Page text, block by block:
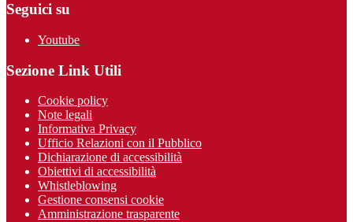
Seguici su
Youtube
Sezione Link Utili
Cookie policy
Note legali
Informativa Privacy
Ufficio Relazioni con il Pubblico
Dichiarazione di accessibilità
Obiettivi di accessibilità
Whistleblowing
Gestione consensi cookie
Amministrazione trasparente